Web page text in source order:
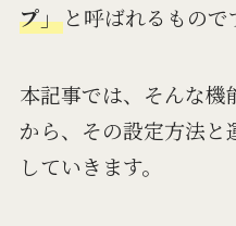
プ」と呼ばれるもので
本記事では、そんな
から、その設定方法
していきます。